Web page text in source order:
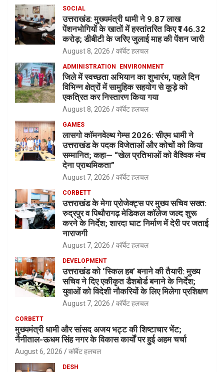
SOCIAL
उत्तराखंड: मुख्यमंत्री धामी ने 9.87 लाख
पेंशनभोगियों के खातों में हस्तांतरित किए ₹146.32
करोड़; डीबीटी के जरिए जुलाई माह की पेंशन जारी
August 8, 2026 कॉर्बेट हलचल
ADMINISTRATION ENVIRONMENT
जिले में स्वच्छता अभियान का शुभारंभ, पहले दिन
विभिन्न क्षेत्रों में सामुहिक सहयोग से कूड़े को
एकत्रित कर निस्तारण किया गया
August 8, 2026 कॉर्बेट हलचल
GAMES
लासगो कॉमनवेल्थ गेम्स 2026: सीएम धामी ने
उत्तराखंड के पदक विजेताओं और कोचों को किया
सम्मानित; कहा— “खेल प्रतिभाओं को वैश्विक मंच
देना प्राथमिकता”
August 7, 2026 कॉर्बेट हलचल
CORBETT
उत्तराखंड के मेगा प्रोजेक्ट्स पर मुख्य सचिव सख्त:
रुद्रपुर व पिथौरागढ़ मेडिकल कॉलेज जल्द शुरू
करने के निर्देश; शारदा घाट निर्माण में देरी पर जताई
नाराजगी
August 7, 2026 कॉर्बेट हलचल
DEVELOPMENT
उत्तराखंड को ‘स्किल हब’ बनाने की तैयारी: मुख्य
सचिव ने दिए एकीकृत डैशबोर्ड बनाने के निर्देश;
युवाओं को विदेशी नौकरियों के लिए मिलेगा प्रशिक्षण
August 7, 2026 कॉर्बेट हलचल
CORBETT
मुख्यमंत्री धामी और सांसद अजय भट्ट की शिष्टाचार भेंट;
नैनीताल-ऊधम सिंह नगर के विकास कार्यों पर हुई अहम चर्चा
August 6, 2026 कॉर्बेट हलचल
DESH